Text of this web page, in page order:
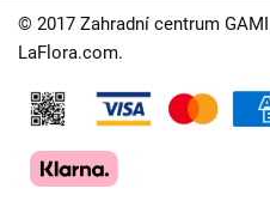
Často kladené dotazy
O nás
Časy doručení květin –
Kam doručujeme květiny
Kontakt
© 2017 Zahradní centrum
LaFlora.com.